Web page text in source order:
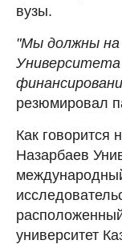
вузы.
"Мы должны на
резюмировал
Как говорится
Назарбаев
университет